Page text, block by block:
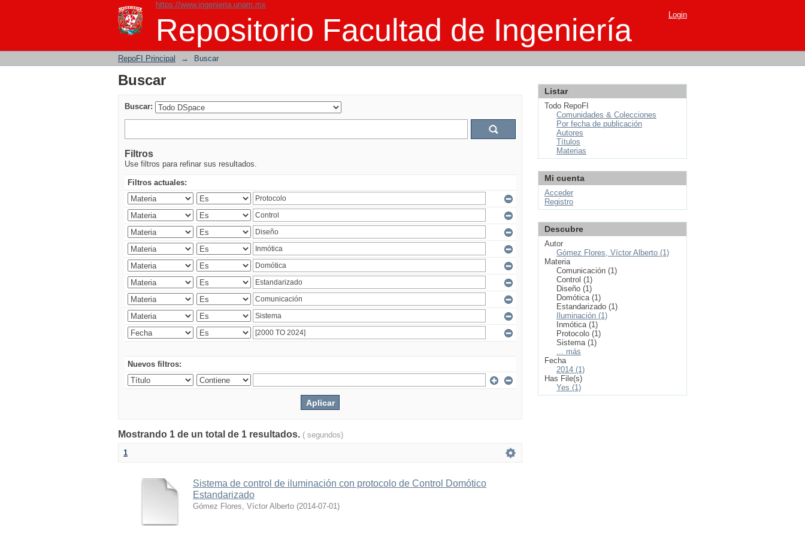
https://www.ingenieria.unam.mx
Repositorio Facultad de Ingeniería
Buscar Login
RepoFI Principal → Buscar
Buscar
Buscar:
Filtros
Use filtros para refinar sus resultados.
Filtros actuales:
Nuevos filtros:
Mostrando 1 de un total de 1 resultados. ( segundos)
1
Sistema de control de iluminación con protocolo de Control Domótico
Estandarizado
Gómez Flores, Víctor Alberto (2014-07-01)
Listar
Todo RepoFI
Comunidades & Colecciones
Por fecha de publicación
Autores
Títulos
Materias
Mi cuenta
Acceder
Registro
Descubre
Autor
Gómez Flores, Víctor Alberto (1)
Materia
Comunicación (1)
Control (1)
Diseño (1)
Domótica (1)
Estandarizado (1)
Iluminación (1)
Inmótica (1)
Protocolo (1)
Sistema (1)
... más
Fecha
2014 (1)
Has File(s)
Yes (1)